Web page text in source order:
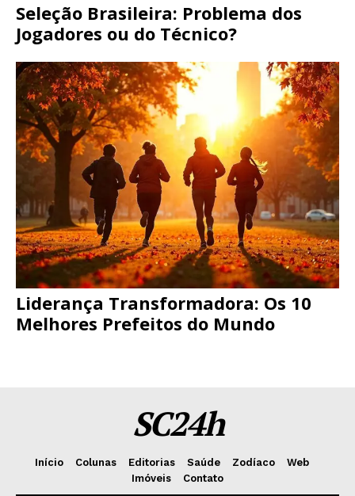
Seleção Brasileira: Problema dos
Jogadores ou do Técnico?
Liderança Transformadora: Os 10
Melhores Prefeitos do Mundo
SC24h
Início Colunas Editorias Saúde Zodíaco
Web
Imóveis
Contato